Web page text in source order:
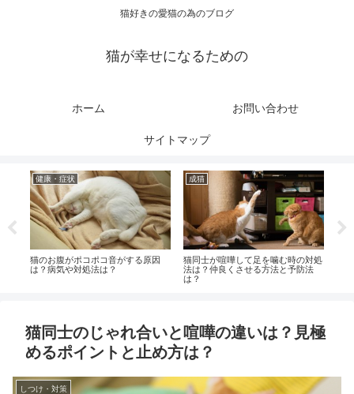
猫好きの愛猫の為のブログ
猫が幸せになるための
ホーム お問い合わせ
サイトマップ
健康・症状
猫のお腹がポコポコ音がする原因
は？病気や対処法は？
成猫
猫同士が喧嘩して足を噛む時の対処
法は？仲良くさせる方法と予防法
は？
猫同士のじゃれ合いと喧嘩の違いは？見極
めるポイントと止め方は？
しつけ・対策